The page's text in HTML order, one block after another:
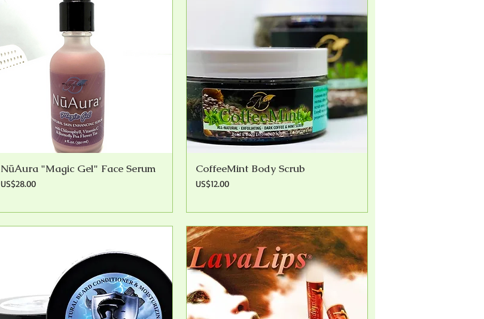
快速瀏覽
NūAura "Magic Gel" Face Serum
價格
US$28.00
快速瀏覽
CoffeeMint Body Scrub
價格
US$12.00